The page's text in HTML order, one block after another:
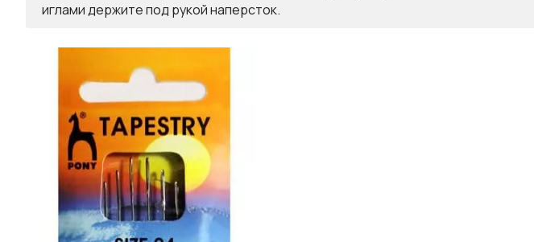
иглами держите под рукой наперсток.